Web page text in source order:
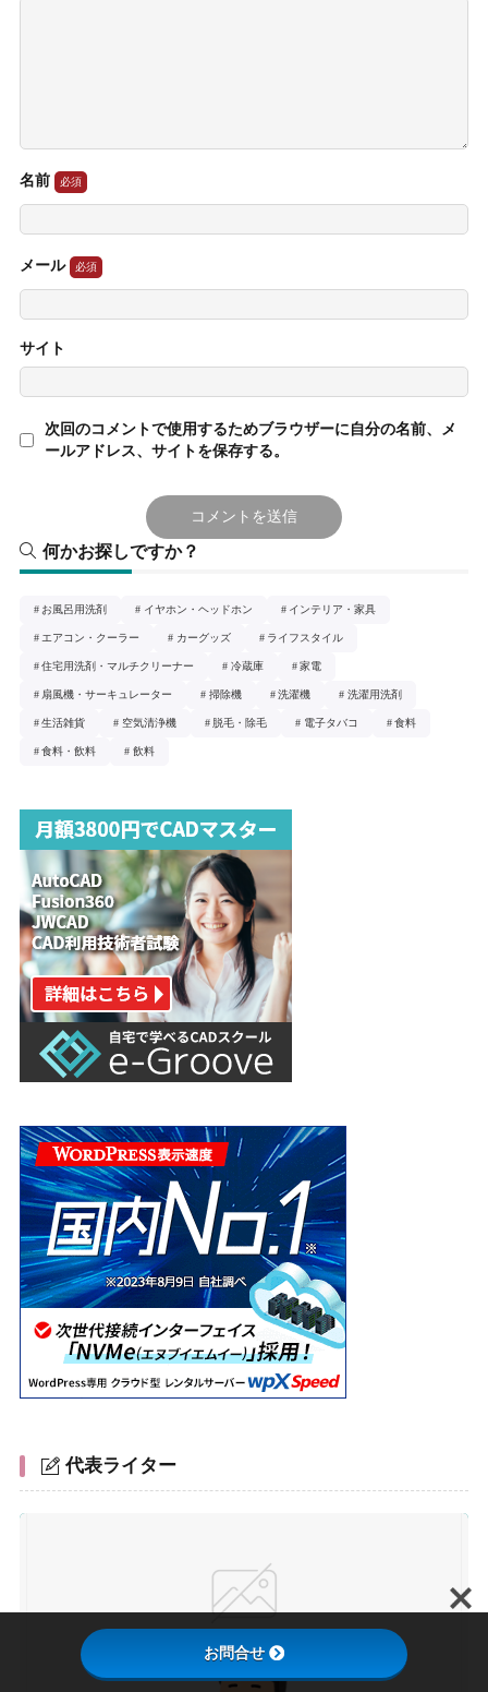
名前
メール
サイト
次回のコメントで使用するためブラウザーに自分の名前、メ
ールアドレス、サイトを保存する。
何かお探しですか？
お風呂用洗剤 イヤホン・ヘッドホン インテリア・家具
エアコン・クーラー カーグッズ ライフスタイル
住宅用洗剤・マルチクリーナー 冷蔵庫 家電
扇風機・サーキュレーター 掃除機 洗濯機 洗濯用洗剤
生活雑貨 空気清浄機 脱毛・除毛 電子タバコ 食料
食料・飲料 飲料
代表ライター
お問合せ